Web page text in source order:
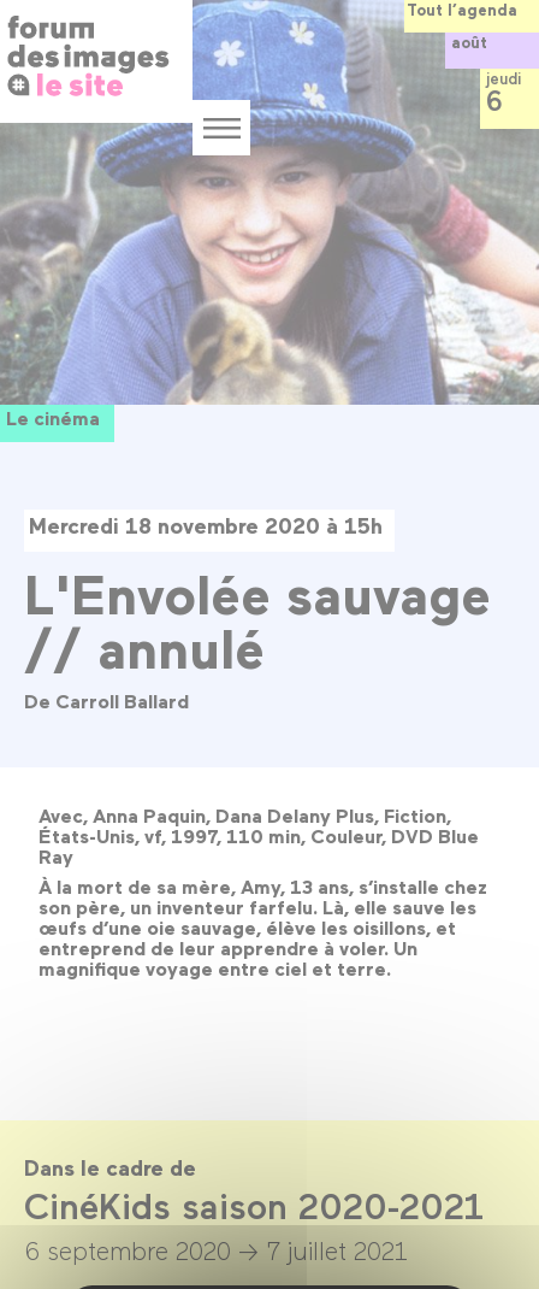
Panneau de gestion des cookies
au
contenu
principal
Menu
Le cinéma
Mercredi 18 novembre 2020 à 15h
L'Envolée sauvage
// annulé
De Carroll Ballard
Avec, Anna Paquin, Dana Delany Plus, Fiction,
États-Unis, vf, 1997, 110 min, Couleur, DVD Blue
Ray
À la mort de sa mère, Amy, 13 ans, s’installe chez
son père, un inventeur farfelu. Là, elle sauve les
œufs d’une oie sauvage, élève les oisillons, et
entreprend de leur apprendre à voler. Un
magnifique voyage entre ciel et terre.
Dans le cadre de
CinéKids saison 2020-2021
6 septembre 2020 → 7 juillet 2021
Tout l’agenda
août
jeudi
6